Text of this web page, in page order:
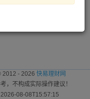
2012 - 2026 快易理财网
，不构成实际操作建议！
08-08T15:57:15